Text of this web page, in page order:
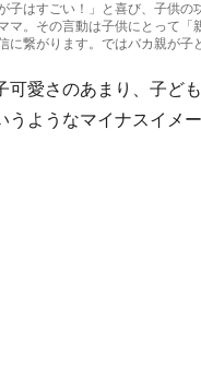
が子はすごい！」と喜び、子供
マ。その言動は子供にとって「
に繋がります。ではバカ親が子
可愛さのあまり、子
うようなマイナスイメ